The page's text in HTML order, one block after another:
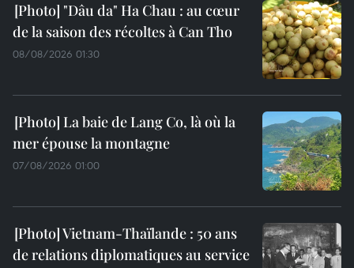
"Dâu da" Ha Chau : au cœur
de la saison des récoltes à Can Tho
08/08/2026 01:30
La baie de Lang Co, là où la
mer épouse la montagne
07/08/2026 01:00
Vietnam-Thaïlande : 50 ans
de relations diplomatiques au service